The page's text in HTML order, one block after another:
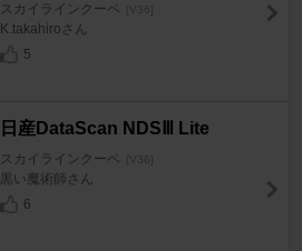
スカイラインクーペ [V36]
K.takahiroさん
5
日産DataScan NDSⅢ Lite
スカイラインクーペ [V36]
黒い魔術師さん
6